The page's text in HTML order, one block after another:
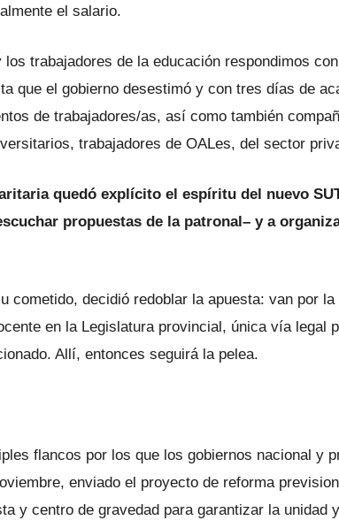
el salario.
trabajadores de la educación respondimos
que el gobierno desestimó y con tres días de
de trabajadores/as, así como también
trabajadores de OALes, del sector
quedó explícito el espíritu del nuevo
propuestas de la patronal– y a
cometido, decidió redoblar la apuesta: van por la
en la Legislatura provincial, única vía legal
Allí, entonces seguirá la pelea.
flancos por los que los gobiernos nacional y
enviado el proyecto de reforma
y centro de gravedad para garantizar la unidad y